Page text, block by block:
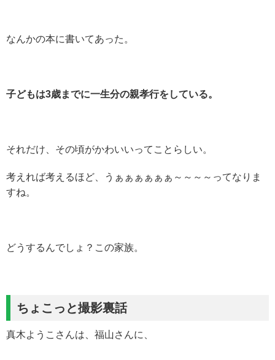
なんかの本に書いてあった。
子どもは3歳までに一生分の親孝行をしている。
それだけ、その頃がかわいいってことらしい。
考えれば考えるほど、うぁぁぁぁぁぁ～～～～ってなりま
すね。
どうするんでしょ？この家族。
ちょこっと撮影裏話
真木ようこさんは、福山さんに、